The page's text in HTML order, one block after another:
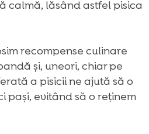
calmă, lăsând astfel pisica
recompense culinare
și, uneori, chiar pe
a pisicii ne ajută să o
pași, evitând să o reținem